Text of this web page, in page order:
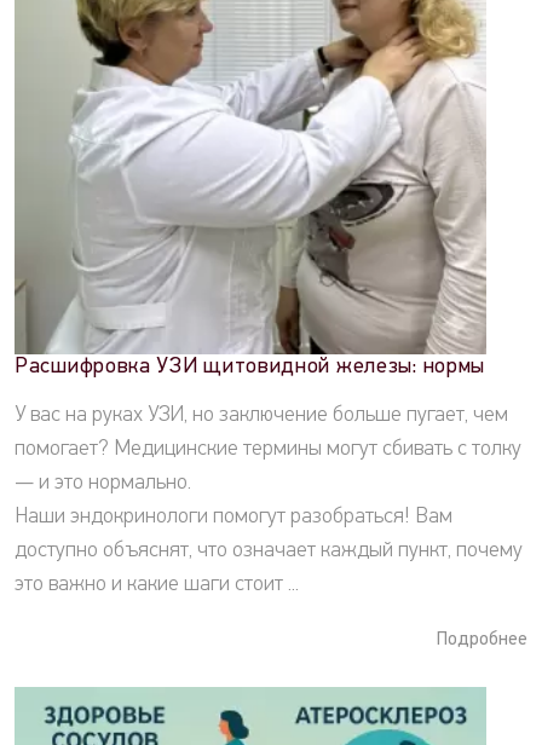
Расшифровка УЗИ щитовидной железы: нормы
У вас на руках УЗИ, но заключение больше пугает, чем
помогает? Медицинские термины могут сбивать с толку
— и это нормально.
Наши эндокринологи помогут разобраться! Вам
доступно объяснят, что означает каждый пункт, почему
это важно и какие шаги стоит ...
Подробнее